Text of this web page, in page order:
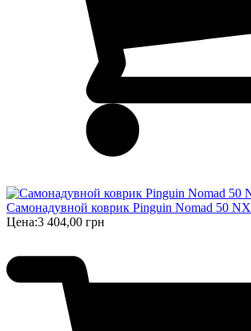
Самонадувной коврик Pinguin Nomad 50 NX
Цена:3 404,00 грн